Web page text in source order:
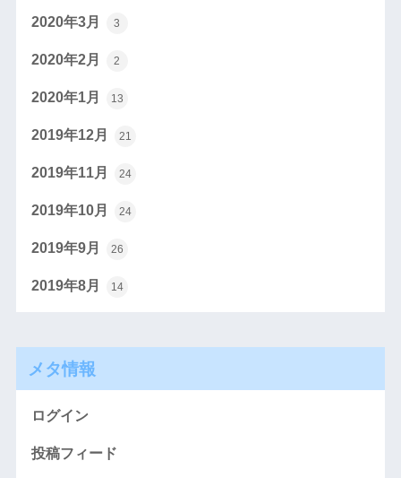
2020年3月 3
2020年2月 2
2020年1月 13
2019年12月 21
2019年11月 24
2019年10月 24
2019年9月 26
2019年8月 14
メタ情報
ログイン
投稿フィード